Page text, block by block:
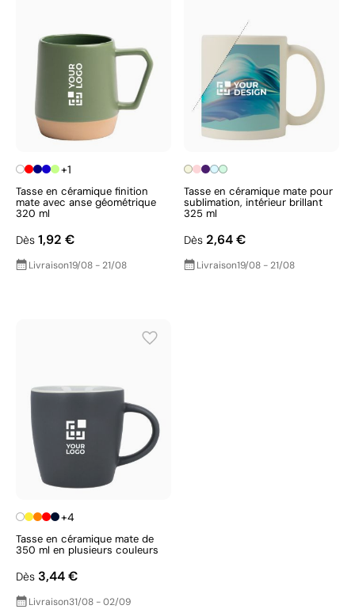
+1
Tasse en céramique finition
mate avec anse géométrique
320 ml
Dès 1,92 €
Livraison19/08 - 21/08
Tasse en céramique mate pour
sublimation, intérieur brillant
325 ml
Dès 2,64 €
Livraison19/08 - 21/08
+4
Tasse en céramique mate de
350 ml en plusieurs couleurs
Dès 3,44 €
Livraison31/08 - 02/09